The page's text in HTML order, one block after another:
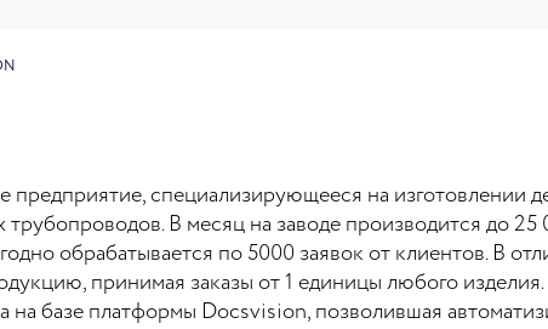
специализирующееся на изготовлении
трубопроводов. В месяц на заводе производится до
обрабатывается по 5000 заявок от клиентов. В
принимая заказы от 1 единицы любого
на базе платформы Docsvision, позволившая